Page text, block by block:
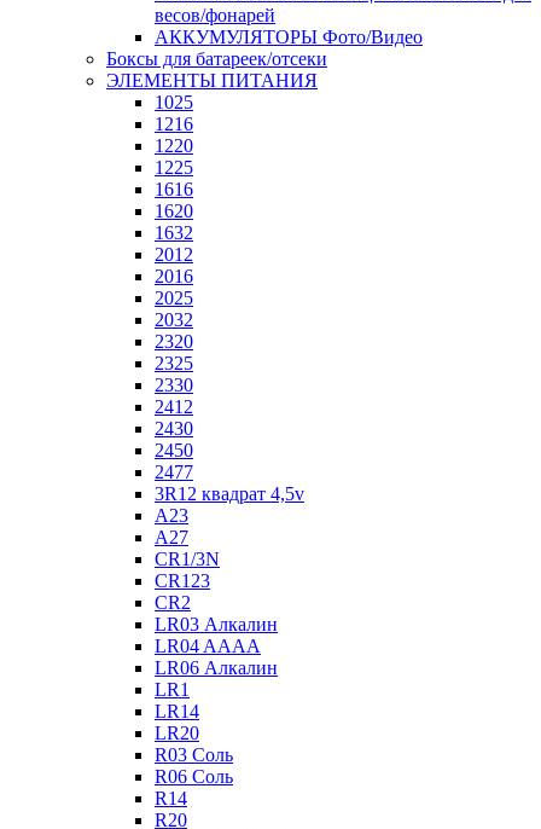
весов/фонарей
АККУМУЛЯТОРЫ Фото/Видео
Боксы для батареек/отсеки
ЭЛЕМЕНТЫ ПИТАНИЯ
1025
1216
1220
1225
1616
1620
1632
2012
2016
2025
2032
2320
2325
2330
2412
2430
2450
2477
3R12 квадрат 4,5v
A23
A27
CR1/3N
CR123
CR2
LR03 Алкалин
LR04 AAAA
LR06 Алкалин
LR1
LR14
LR20
R03 Соль
R06 Соль
R14
R20